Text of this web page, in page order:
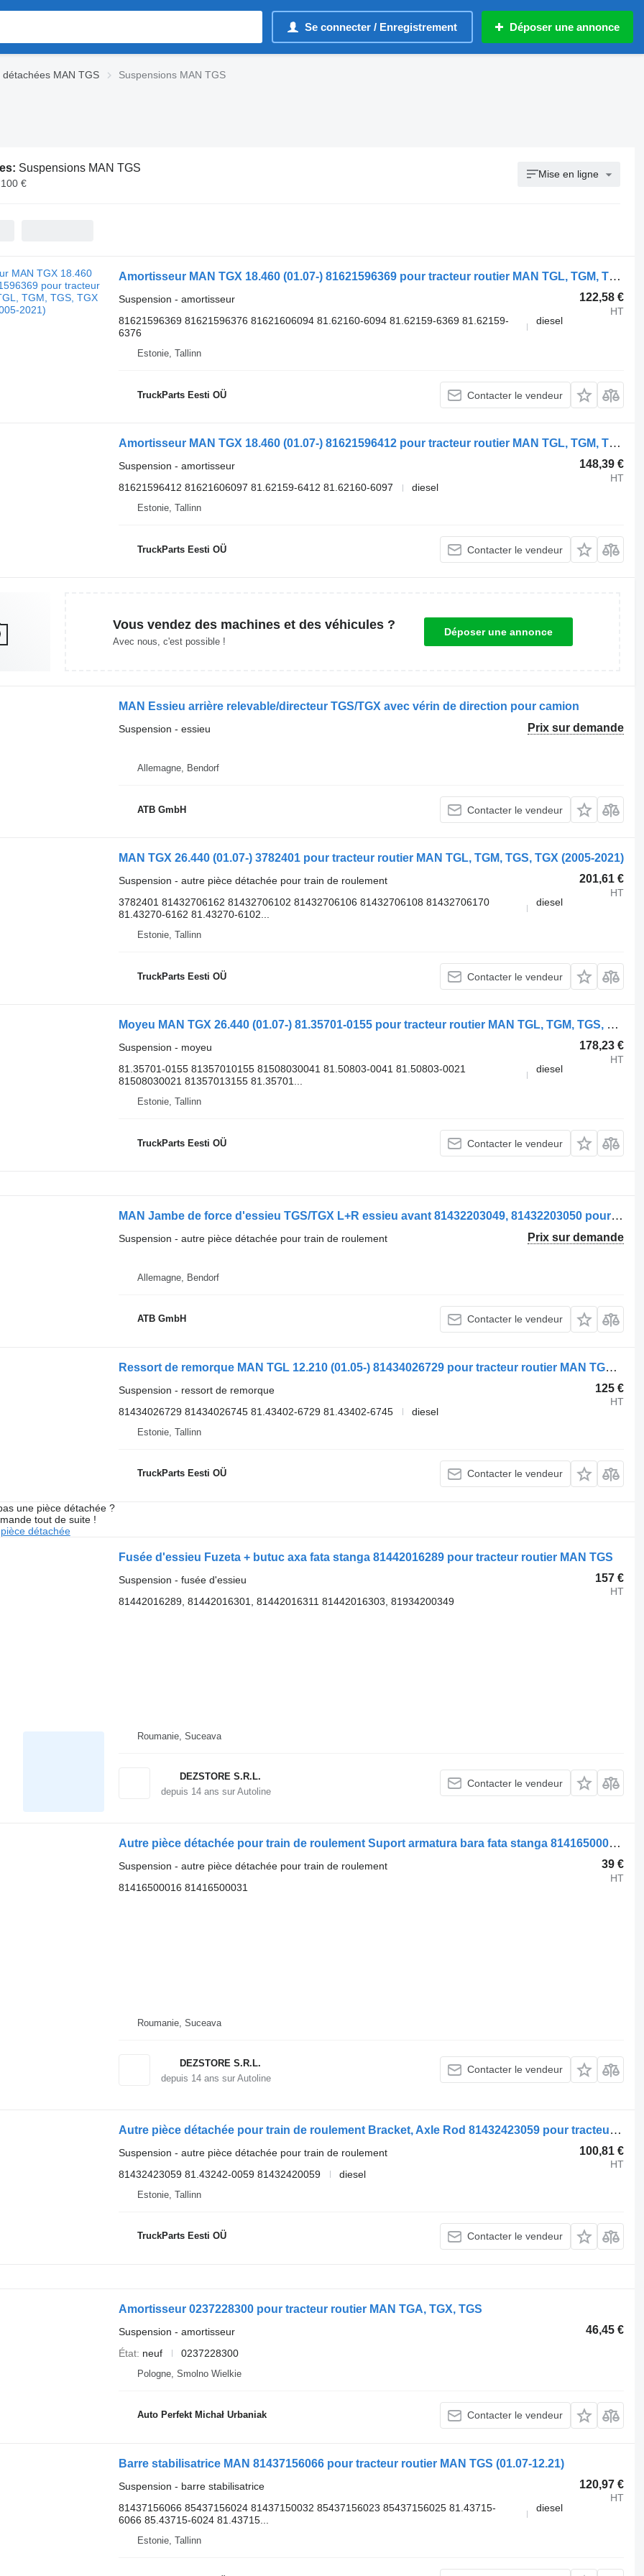
Se connecter / Enregistrement Déposer une annonce
détachées MAN TGS Suspensions MAN TGS
Suspensions MAN TGS
€
Mise en ligne
Amortisseur MAN TGX 18.460 (01.07-) 81621596369 pour tracteur routier MAN TGL, TGM, TGS, TGX (2005-2021)
122,58 €
HT
Suspension - amortisseur
81621596369 81621596376 81621606094 81.62160-6094 81.62159-6369 81.62159-
6376
diesel
Estonie, Tallinn
TruckParts Eesti OÜ Contacter le vendeur
Amortisseur MAN TGX 18.460 (01.07-) 81621596412 pour tracteur routier MAN TGL, TGM, TGS, TGX (2005-2021)
148,39 €
HT
Suspension - amortisseur
81621596412 81621606097 81.62159-6412 81.62160-6097
diesel
Estonie, Tallinn
TruckParts Eesti OÜ Contacter le vendeur
Vous vendez des machines et des véhicules ?
Avec nous, c'est possible !
Déposer une annonce
MAN Essieu arrière relevable/directeur TGS/TGX avec vérin de direction pour camion
Prix sur demande
Suspension - essieu
Allemagne, Bendorf
ATB GmbH Contacter le vendeur
MAN TGX 26.440 (01.07-) 3782401 pour tracteur routier MAN TGL, TGM, TGS, TGX (2005-2021)
201,61 €
HT
Suspension - autre pièce détachée pour train de roulement
3782401 81432706162 81432706102 81432706106 81432706108 81432706170
81.43270-6162 81.43270-6102...
diesel
Estonie, Tallinn
TruckParts Eesti OÜ Contacter le vendeur
Moyeu MAN TGX 26.440 (01.07-) 81.35701-0155 pour tracteur routier MAN TGL, TGM, TGS, TGX (2005-2021)
178,23 €
HT
Suspension - moyeu
81.35701-0155 81357010155 81508030041 81.50803-0041 81.50803-0021
81508030021 81357013155 81.35701...
diesel
Estonie, Tallinn
TruckParts Eesti OÜ Contacter le vendeur
MAN Jambe de force d'essieu TGS/TGX L+R essieu avant 81432203049, 81432203050 pour camion
Prix sur demande
Suspension - autre pièce détachée pour train de roulement
Allemagne, Bendorf
ATB GmbH Contacter le vendeur
Ressort de remorque MAN TGL 12.210 (01.05-) 81434026729 pour tracteur routier MAN TGL, TGM, TGS, TGX (2005-2021)
125 €
HT
Suspension - ressort de remorque
81434026729 81434026745 81.43402-6729 81.43402-6745
diesel
Estonie, Tallinn
TruckParts Eesti OÜ Contacter le vendeur
une pièce détachée ?
tout de suite !
détachée
Fusée d'essieu Fuzeta + butuc axa fata stanga 81442016289 pour tracteur routier MAN TGS
157 €
HT
Suspension - fusée d'essieu
81442016289, 81442016301, 81442016311 81442016303, 81934200349
Roumanie, Suceava
DEZSTORE S.R.L.
depuis 14ans sur Autoline
Contacter le vendeur
Autre pièce détachée pour train de roulement Suport armatura bara fata stanga 81416500016 pour tracteur routier MAN TGS
39 €
HT
Suspension - autre pièce détachée pour train de roulement
81416500016 81416500031
Roumanie, Suceava
DEZSTORE S.R.L.
depuis 14ans sur Autoline
Contacter le vendeur
Autre pièce détachée pour train de roulement Bracket, Axle Rod 81432423059 pour tracteur routier MAN TGS (01.07-12.21)
100,81 €
HT
Suspension - autre pièce détachée pour train de roulement
81432423059 81.43242-0059 81432420059
diesel
Estonie, Tallinn
TruckParts Eesti OÜ Contacter le vendeur
Amortisseur 0237228300 pour tracteur routier MAN TGA, TGX, TGS
46,45 €
Suspension - amortisseur
État neuf 0237228300
Pologne, Smolno Wielkie
Auto Perfekt Michał Urbaniak Contacter le vendeur
Barre stabilisatrice MAN 81437156066 pour tracteur routier MAN TGS (01.07-12.21)
120,97 €
HT
Suspension - barre stabilisatrice
81437156066 85437156024 81437150032 85437156023 85437156025 81.43715-
6066 85.43715-6024 81.43715...
diesel
Estonie, Tallinn